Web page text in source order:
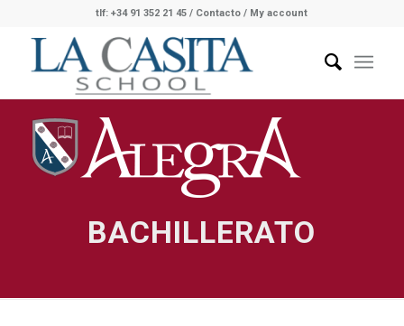
tlf: +34 91 352 21 45 / Contacto/ My account
BACHILLERATO